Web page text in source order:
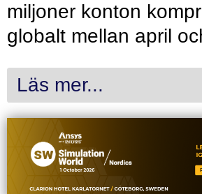
miljoner konton
globalt mellan april
Läs mer...